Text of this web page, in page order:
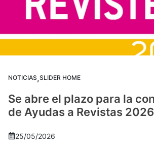
NOTICIAS,SLIDER HOME
Se abre el plazo para la
de Ayudas a Revistas 2026
25/05/2026